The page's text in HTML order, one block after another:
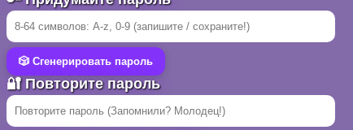
🎲 Сгенерировать пароль
🔐 Повторите пароль